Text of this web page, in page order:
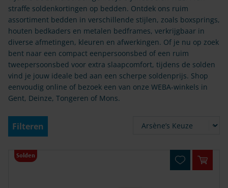
straffe soldenkortingen op bedden. Ontdek ons ruim
assortiment bedden in verschillende stijlen, zoals boxsprings,
houten bedkaders en metalen bedframes, verkrijgbaar in
diverse afmetingen, kleuren en afwerkingen. Of je nu op zoek
bent naar een compact eenpersoonsbed of een ruim
tweepersoonsbed voor extra slaapcomfort, tijdens de solden
vind je jouw ideale bed aan een scherpe soldenprijs. Shop
eenvoudig online of bezoek een van onze WEBA-winkels in
Gent, Deinze, Tongeren of Mons.
Solden
In
Filteren